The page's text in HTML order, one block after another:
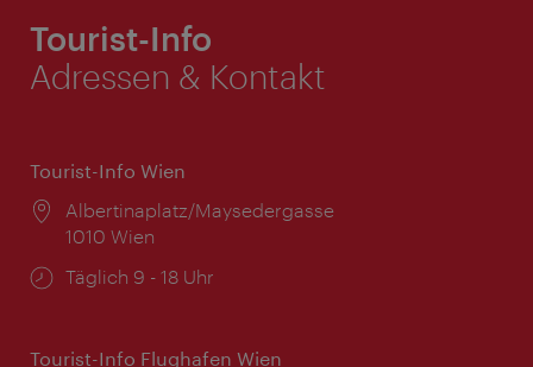
Tourist-Info
Adressen & Kontakt
Tourist-Info Wien
Ort:
Albertinaplatz/Maysedergasse
1010 Wien
Öffnungszeiten:
Täglich 9 - 18 Uhr
Tourist-Info Flughafen Wien